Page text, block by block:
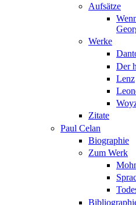
Aufsätze
Werke
Der
Lenz
Zitate
Paul Celan
Biographie
Zum Werk